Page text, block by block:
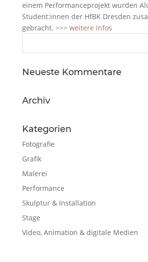
einem Performanceprojekt wurden
Student:innen der HfBK Dresden
gebracht. >>> weitere Infos
Neueste Kommentare
Archiv
Kategorien
Fotografie
Grafik
Malerei
Performance
Skulptur & Installation
Stage
Video, Animation & digitale Medien